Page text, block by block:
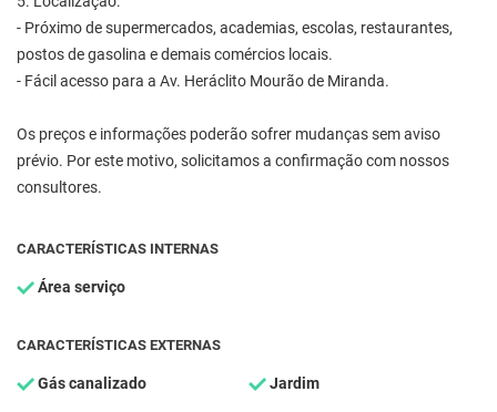
- Próximo de supermercados, academias, escolas, restaurantes,
postos de gasolina e demais comércios locais.
- Fácil acesso para a Av. Heráclito Mourão de Miranda.
Os preços e informações poderão sofrer mudanças sem aviso
prévio. Por este motivo, solicitamos a confirmação com nossos
consultores.
CARACTERÍSTICAS INTERNAS
Área serviço
CARACTERÍSTICAS EXTERNAS
Gás canalizado Jardim